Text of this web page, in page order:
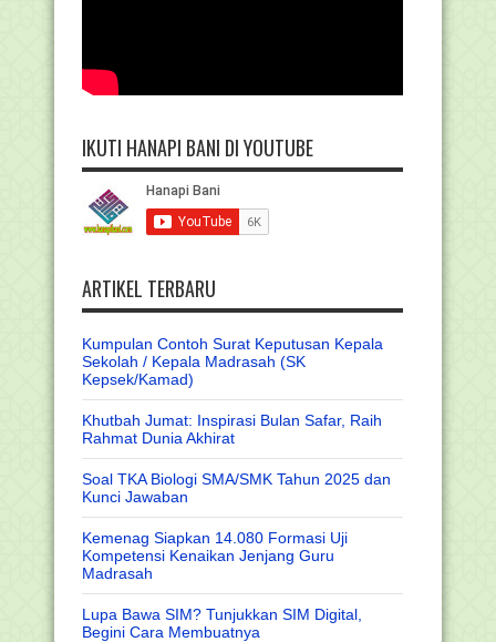
IKUTI HANAPI BANI DI YOUTUBE
ARTIKEL TERBARU
Kumpulan Contoh Surat Keputusan Kepala
Sekolah / Kepala Madrasah (SK
Kepsek/Kamad)
Khutbah Jumat: Inspirasi Bulan Safar, Raih
Rahmat Dunia Akhirat
Soal TKA Biologi SMA/SMK Tahun 2025 dan
Kunci Jawaban
Kemenag Siapkan 14.080 Formasi Uji
Kompetensi Kenaikan Jenjang Guru
Madrasah
Lupa Bawa SIM? Tunjukkan SIM Digital,
Begini Cara Membuatnya